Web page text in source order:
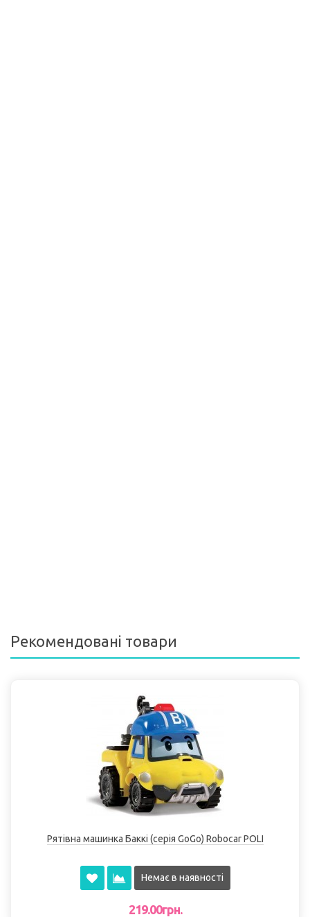
Рекомендовані товари
Рятівна машинка Баккі (серія GoGo) Robocar POLI
Немає в наявності
219.00грн.